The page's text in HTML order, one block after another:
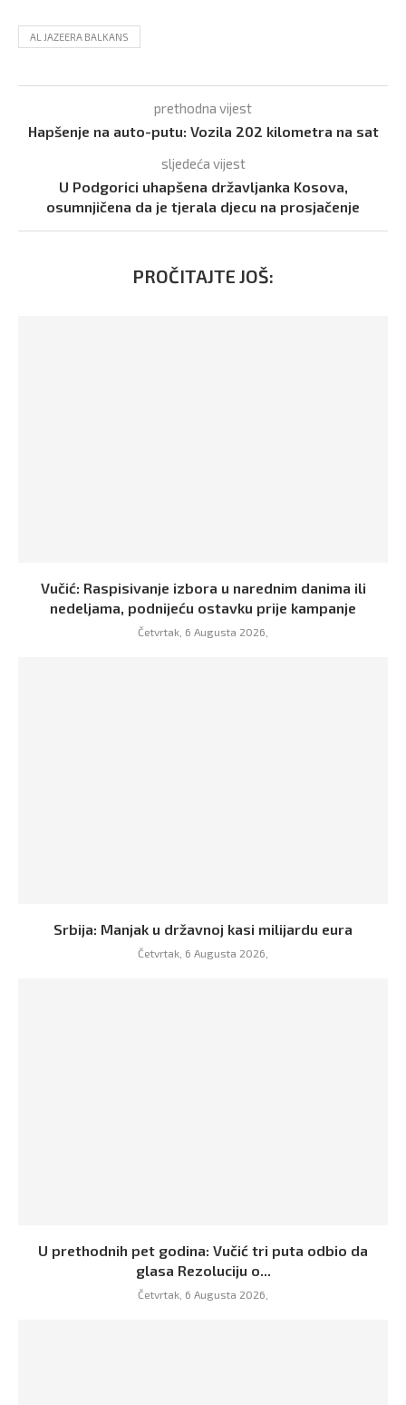
AL JAZEERA BALKANS
prethodna vijest
Hapšenje na auto-putu: Vozila 202 kilometra na sat
sljedeća vijest
U Podgorici uhapšena državljanka Kosova,
osumnjičena da je tjerala djecu na prosjačenje
PROČITAJTE JOŠ:
Vučić: Raspisivanje izbora u narednim danima ili
nedeljama, podnijeću ostavku prije kampanje
Četvrtak, 6 Augusta 2026,
Srbija: Manjak u državnoj kasi milijardu eura
Četvrtak, 6 Augusta 2026,
U prethodnih pet godina: Vučić tri puta odbio da
glasa Rezoluciju o...
Četvrtak, 6 Augusta 2026,